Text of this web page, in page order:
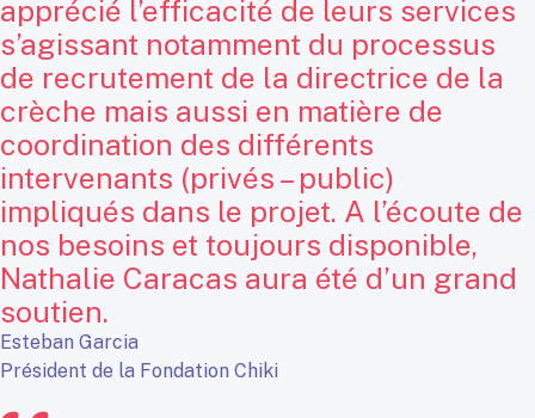
apprécié l’efficacité de leurs services
s’agissant notamment du processus
de recrutement de la directrice de la
crèche mais aussi en matière de
coordination des différents
intervenants (privés – public)
impliqués dans le projet. A l’écoute de
nos besoins et toujours disponible,
Nathalie Caracas aura été d’un grand
soutien.
Esteban Garcia
Président de la Fondation Chiki